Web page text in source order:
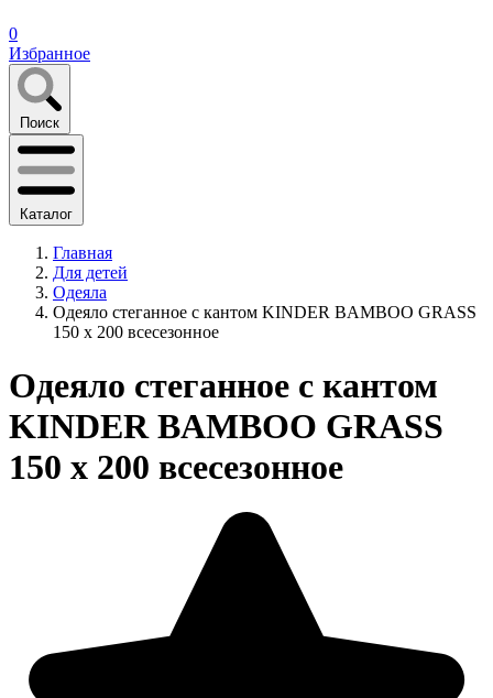
0
Избранное
Поиск
Каталог
Главная
Для детей
Одеяла
Одеяло стеганное с кантом KINDER BAMBOO GRASS
150 х 200 всесезонное
Одеяло стеганное с кантом
KINDER BAMBOO GRASS
150 х 200 всесезонное